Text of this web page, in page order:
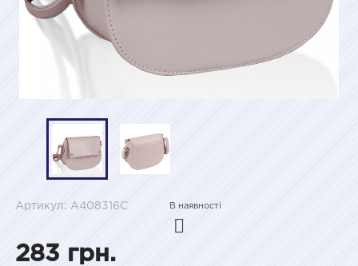
Артикул: A408316С В наявності
283 грн.